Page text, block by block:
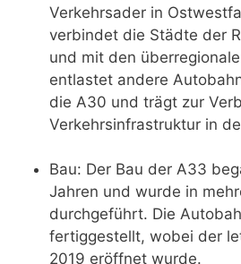
Verkehrsader in
verbindet die Städte der
und mit den
entlastet andere
die A30 und trägt zur
Verkehrsinfrastruktur in
Bau: Der Bau der A33
Jahren und wurde in
durchgeführt. Die
fertiggestellt, wobei der
2019 eröffnet wurde.